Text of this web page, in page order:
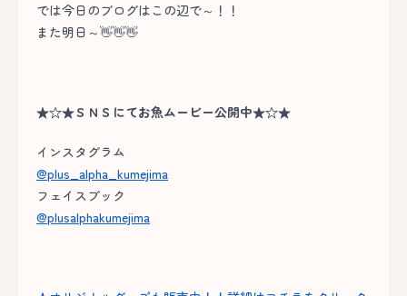
では今日のブログはこの辺で～！！
また明日～👋👋👋
★☆★ＳＮＳにてお魚ムービー公開中★☆★
インスタグラム
@plus_alpha_kumejima
フェイスブック
@plusalphakumejima